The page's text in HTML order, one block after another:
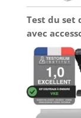
Test du set
avec